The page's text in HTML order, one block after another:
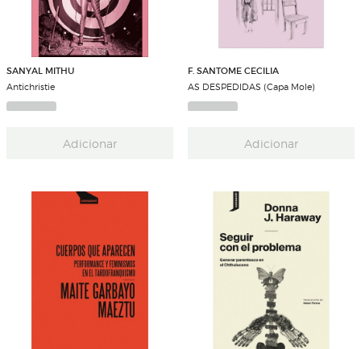
SANYAL MITHU
Antichristie
Adicionar
F. SANTOME CECILIA
AS DESPEDIDAS (Capa Mole)
Adicionar